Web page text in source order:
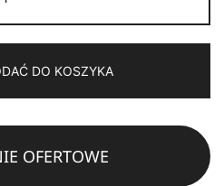
HYD-
3PHDO KOSZYKA
OFERTOWE